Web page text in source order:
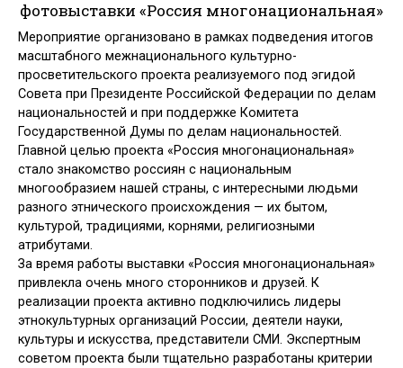
фотовыставки «Россия многонациональная»
Мероприятие организовано в рамках подведения итогов
масштабного межнационального культурно-
просветительского проекта реализуемого под эгидой
Совета при Президенте Российской Федерации по делам
национальностей и при поддержке Комитета
Государственной Думы по делам национальностей.
Главной целью проекта «Россия многонациональная»
стало знакомство россиян с национальным
многообразием нашей страны, с интересными людьми
разного этнического происхождения — их бытом,
культурой, традициями, корнями, религиозными
атрибутами.
За время работы выставки «Россия многонациональная»
привлекла очень много сторонников и друзей. К
реализации проекта активно подключились лидеры
этнокультурных организаций России, деятели науки,
культуры и искусства, представители СМИ. Экспертным
советом проекта были тщательно разработаны критерии